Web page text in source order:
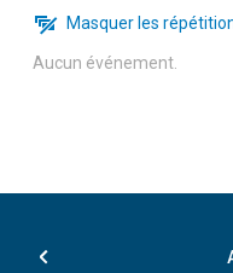
Masquer les
Aucun événement.